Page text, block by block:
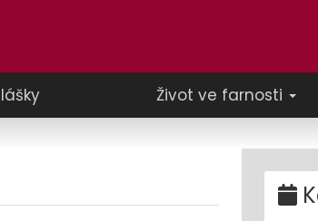
Život ve farnosti